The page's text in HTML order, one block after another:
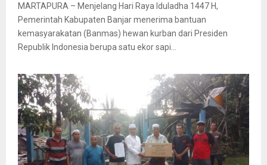
MARTAPURA – Menjelang Hari Raya Iduladha 1447 H,
Pemerintah Kabupaten Banjar menerima bantuan
kemasyarakatan (Banmas) hewan kurban dari Presiden
Republik Indonesia berupa satu ekor sapi...